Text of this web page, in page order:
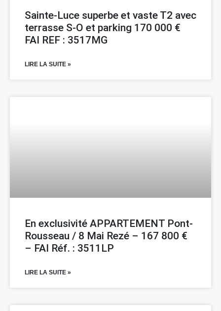
Sainte-Luce superbe et vaste T2 avec
terrasse S-O et parking 170 000 €
FAI REF : 3517MG
LIRE LA SUITE »
En exclusivité APPARTEMENT Pont-
Rousseau / 8 Mai Rezé – 167 800 €
– FAI Réf. : 3511LP
LIRE LA SUITE »